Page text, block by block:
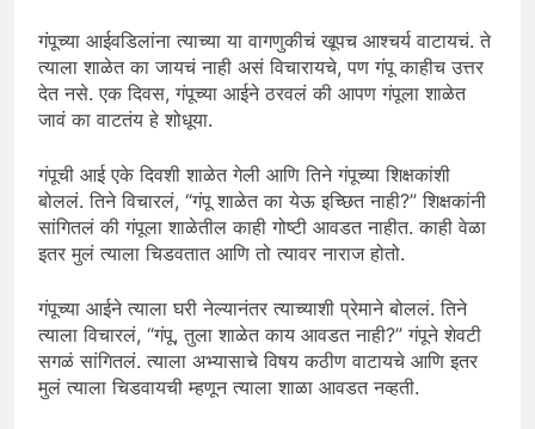
गंपूच्या आईवडिलांना त्याच्या या वागणुकीचं खूपच आश्चर्य वाटायचं. ते
त्याला शाळेत का जायचं नाही असं विचारायचे, पण गंपू काहीच उत्तर
देत नसे. एक दिवस, गंपूच्या आईने ठरवलं की आपण गंपूला शाळेत
जावं का वाटतंय हे शोधूया.
गंपूची आई एके दिवशी शाळेत गेली आणि तिने गंपूच्या शिक्षकांशी
बोललं. तिने विचारलं, “गंपू शाळेत का येऊ इच्छित नाही?” शिक्षकांनी
सांगितलं की गंपूला शाळेतील काही गोष्टी आवडत नाहीत. काही वेळा
इतर मुलं त्याला चिडवतात आणि तो त्यावर नाराज होतो.
गंपूच्या आईने त्याला घरी नेल्यानंतर त्याच्याशी प्रेमाने बोललं. तिने
त्याला विचारलं, “गंपू, तुला शाळेत काय आवडत नाही?” गंपूने शेवटी
सगळं सांगितलं. त्याला अभ्यासाचे विषय कठीण वाटायचे आणि इतर
मुलं त्याला चिडवायची म्हणून त्याला शाळा आवडत नव्हती.